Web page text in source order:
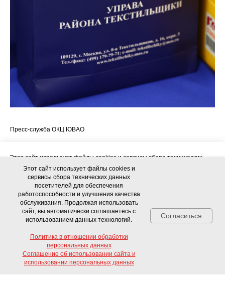
Этот сайт использует файлы cookies и сервисы сбора технических
данных посетителей для обеспечения работоспособности и
улучшения качества обслуживания. Продолжая использовать сайт, вы
автоматически соглашаетесь с использованием данных технологий.
Политика в отношении обработки персональных данных
Соглашение об использовании сайта и использовании персональных
Согласиться
Свяжитесь с нами!
Пресс-служба ОКЦ ЮВАО
Этот сайт использует файлы cookies и
сервисы сбора технических данных
посетителей для обеспечения
работоспособности и улучшения качества
обслуживания. Продолжая использовать
сайт, вы автоматически соглашаетесь с
использованием данных технологий.
Политика в отношении обработки
персональных данных
Соглашение об использовании сайта и
использовании персональных данных
Согласиться